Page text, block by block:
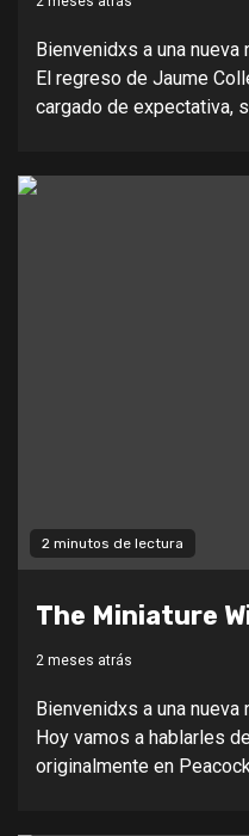
Bienvenidxs a una
El regreso de Jaume
cargado de expectativa,
2 minutos de lectura
The Miniature
2 meses atrás
Bienvenidxs a una
Hoy vamos a hablarles
originalmente en